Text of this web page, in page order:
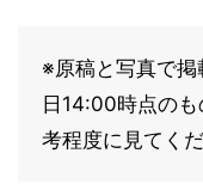
※原稿と写真で
日14:00時点の
考程度に見てくだ